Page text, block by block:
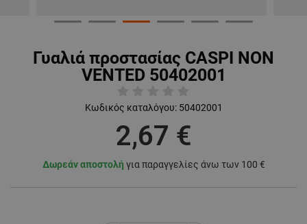
Γυαλιά προστασίας CASPI NON
VENTED 50402001
Κωδικός καταλόγου: 50402001
2,67 €
Δωρεάν αποστολή για παραγγελίες άνω των 100 €